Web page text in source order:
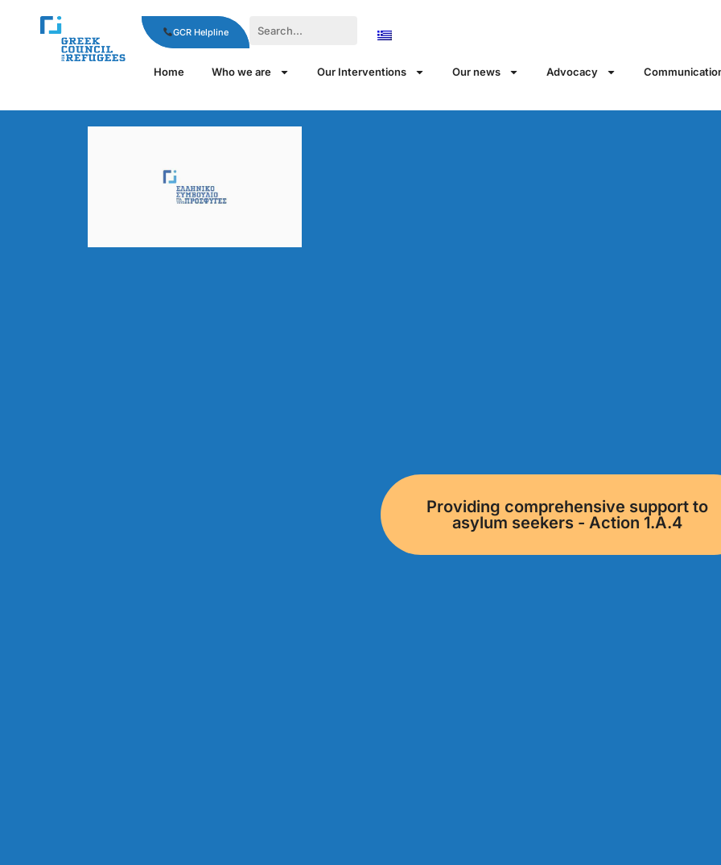
GCR Helpline
Home Who we are Our Interventions Our news Αdvocacy
Providing comprehensive support to
asylum seekers - Action 1.A.4